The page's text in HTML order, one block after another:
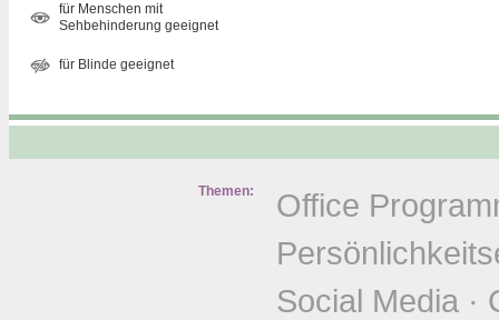
für Menschen mit
Sehbehinderung geeignet
für Blinde geeignet
Themen:
Office
Social Media ·